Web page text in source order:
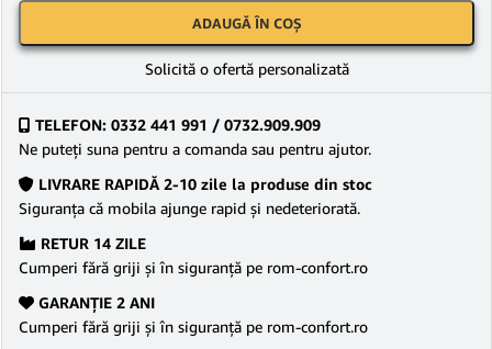
ADAUGĂ ÎN COȘ
Solicită o ofertă personalizată
TELEFON: 0332 441 991 / 0732.909.909
Ne puteţi suna pentru a comanda sau pentru ajutor.
LIVRARE RAPIDĂ 2-10 zile la produse din stoc
Siguranţa că mobila ajunge rapid şi nedeteriorată.
RETUR 14 ZILE
Cumperi fără griji şi în siguranţă pe rom-confort.ro
GARANŢIE 2 ANI
Cumperi fără griji şi în siguranţă pe rom-confort.ro